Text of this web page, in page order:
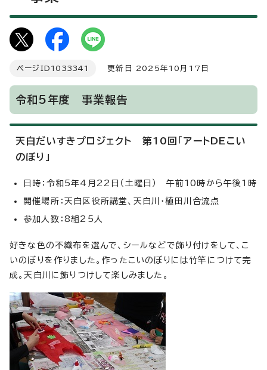
ページID 1033341 更新日 2025年10月17日
令和5年度 事業報告
天白だいすきプロジェクト 第10回「アートDEこい
のぼり」
日時：令和5年4月22日（土曜日） 午前10時から午後1時
開催場所：天白区役所講堂、天白川・植田川合流点
参加人数：8組25人
好きな色の不織布を選んで、シールなどで飾り付けをして、こ
いのぼりを作りました。作ったこいのぼりには竹竿につけて完
成。天白川に飾りつけして楽しみました。